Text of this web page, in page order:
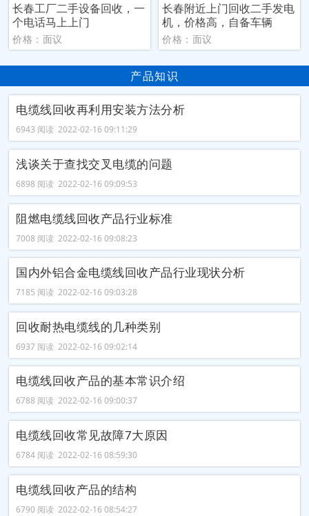
长春工厂二手设备回收，一
个电话马上上门
价格：面议
长春附近上门回收二手发电
机，价格高，自备车辆
价格：面议
产品知识
电缆线回收再利用安装方法分析
6943 阅读 2022-02-16 09:11:29
浅谈关于查找交叉电缆的问题
6898 阅读 2022-02-16 09:09:53
阻燃电缆线回收产品行业标准
7008 阅读 2022-02-16 09:08:23
国内外铝合金电缆线回收产品行业现状分析
7185 阅读 2022-02-16 09:03:28
回收耐热电缆线的几种类别
6937 阅读 2022-02-16 09:02:14
电缆线回收产品的基本常识介绍
6788 阅读 2022-02-16 09:00:37
电缆线回收常见故障7大原因
6784 阅读 2022-02-16 08:59:30
电缆线回收产品的结构
6790 阅读 2022-02-16 08:54:27